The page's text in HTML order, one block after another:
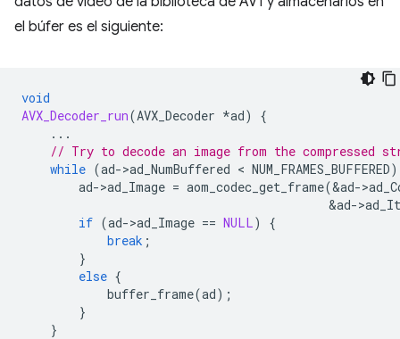
el búfer es el siguiente:
void
AVX_Decoder_run(AVX_Decoder *ad)
{
...
// Try to decode an image from the compressed
while (ad->ad_NumBuffered < NUM_FRAMES_BUFFERED)
ad->ad_Image = aom_codec_get_frame(&ad->
&ad->
if (ad->ad_Image == NULL)
{
break ;
}
else {
buffer_frame(ad);
}
}